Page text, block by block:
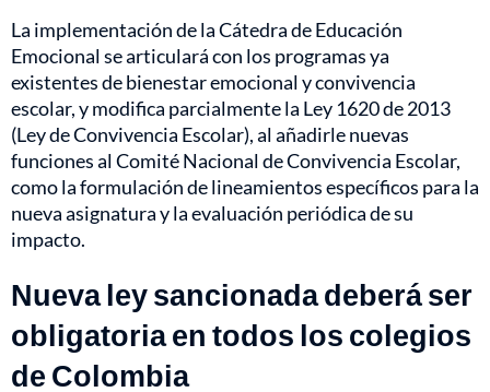
La implementación de la Cátedra de Educación
Emocional se articulará con los programas ya
existentes de bienestar emocional y convivencia
escolar, y modifica parcialmente la Ley 1620 de 2013
(Ley de Convivencia Escolar), al añadirle nuevas
funciones al Comité Nacional de Convivencia Escolar,
como la formulación de lineamientos específicos para la
nueva asignatura y la evaluación periódica de su
impacto.
Nueva ley sancionada deberá ser
obligatoria en todos los colegios
de Colombia